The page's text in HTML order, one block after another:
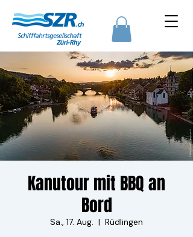
Kanutour mit BBQ an
Bord
Sa., 17. Aug.
  |
Rüdlingen